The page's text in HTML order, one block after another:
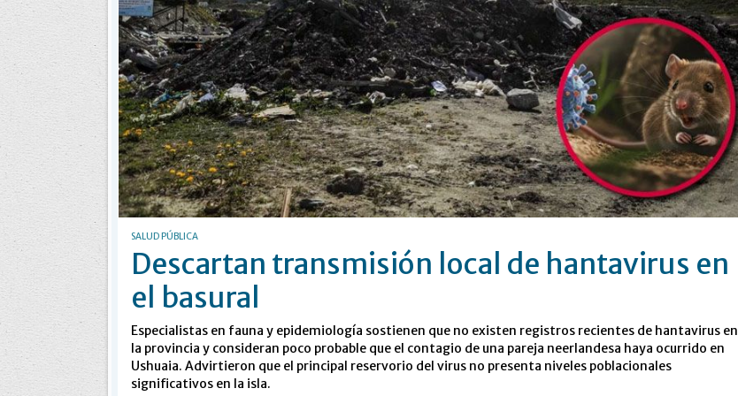
SALUD PÚBLICA
Descartan transmisión local de hantavirus en
el basural
Especialistas en fauna y epidemiología sostienen que no existen registros recientes de hantavirus en
la provincia y consideran poco probable que el contagio de una pareja neerlandesa haya ocurrido en
Ushuaia. Advirtieron que el principal reservorio del virus no presenta niveles poblacionales
significativos en la isla.